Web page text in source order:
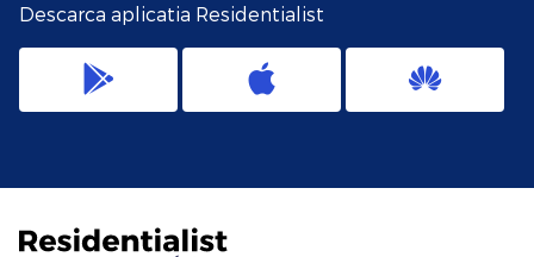
Descarca aplicatia Residentialist